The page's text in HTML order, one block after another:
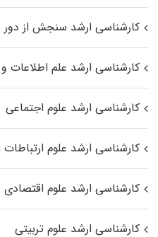
کارشناسی ارشد سنجش از دور
کارشناسی ارشد علم
کارشناسی ارشد علوم اجتماعی
کارشناسی ارشد علوم
کارشناسی ارشد علوم اقتصادی
کارشناسی ارشد علوم تربیتی